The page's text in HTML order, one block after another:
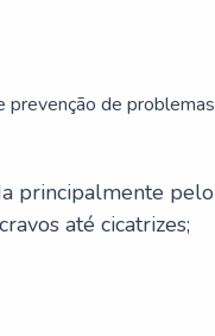
prevenção de problemas
principalmente pelo
até cicatrizes;